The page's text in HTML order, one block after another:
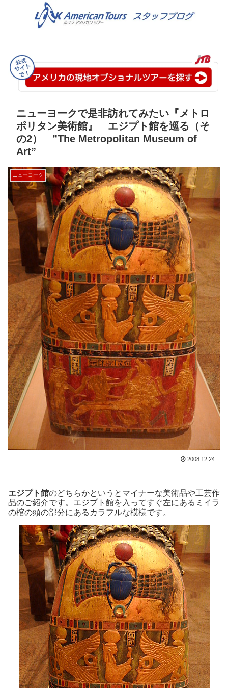
ニューヨークで是非訪れてみたい『メトロ
ポリタン美術館』 エジプト館を巡る（そ
の2） ”The Metropolitan Museum of
Art”
ニューヨーク
2008.12.24
エジプト館のどちらかというとマイナーな美術品や工芸作
品のご紹介です。エジプト館を入ってすぐ左にあるミイラ
の棺の頭の部分にあるカラフルな模様です。